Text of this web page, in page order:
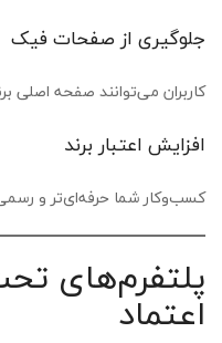
جلوگیری از صفحات فیک
کاربران می‌توانند صفحه اصلی
افزایش اعتبار برند
کسب‌وکار شما حرفه‌ای‌تر و
پلتفرم‌های
اعتماد